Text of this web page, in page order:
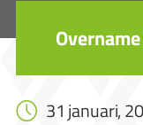
31 januari,